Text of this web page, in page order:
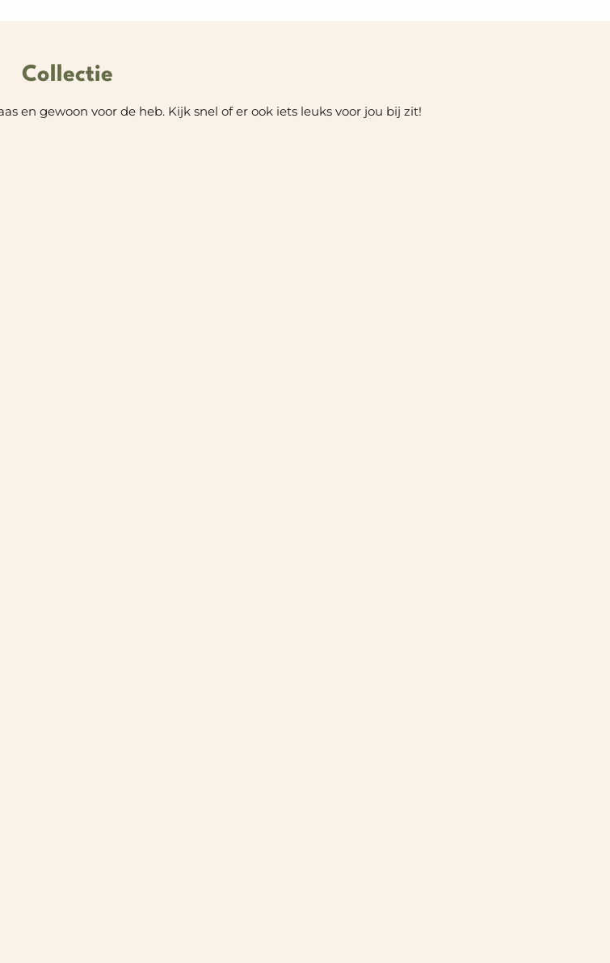
Collectie
en gewoon voor de heb. Kijk snel of er ook iets leuks voor jou bij zit!